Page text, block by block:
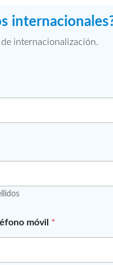
internacionalización.
móvil *